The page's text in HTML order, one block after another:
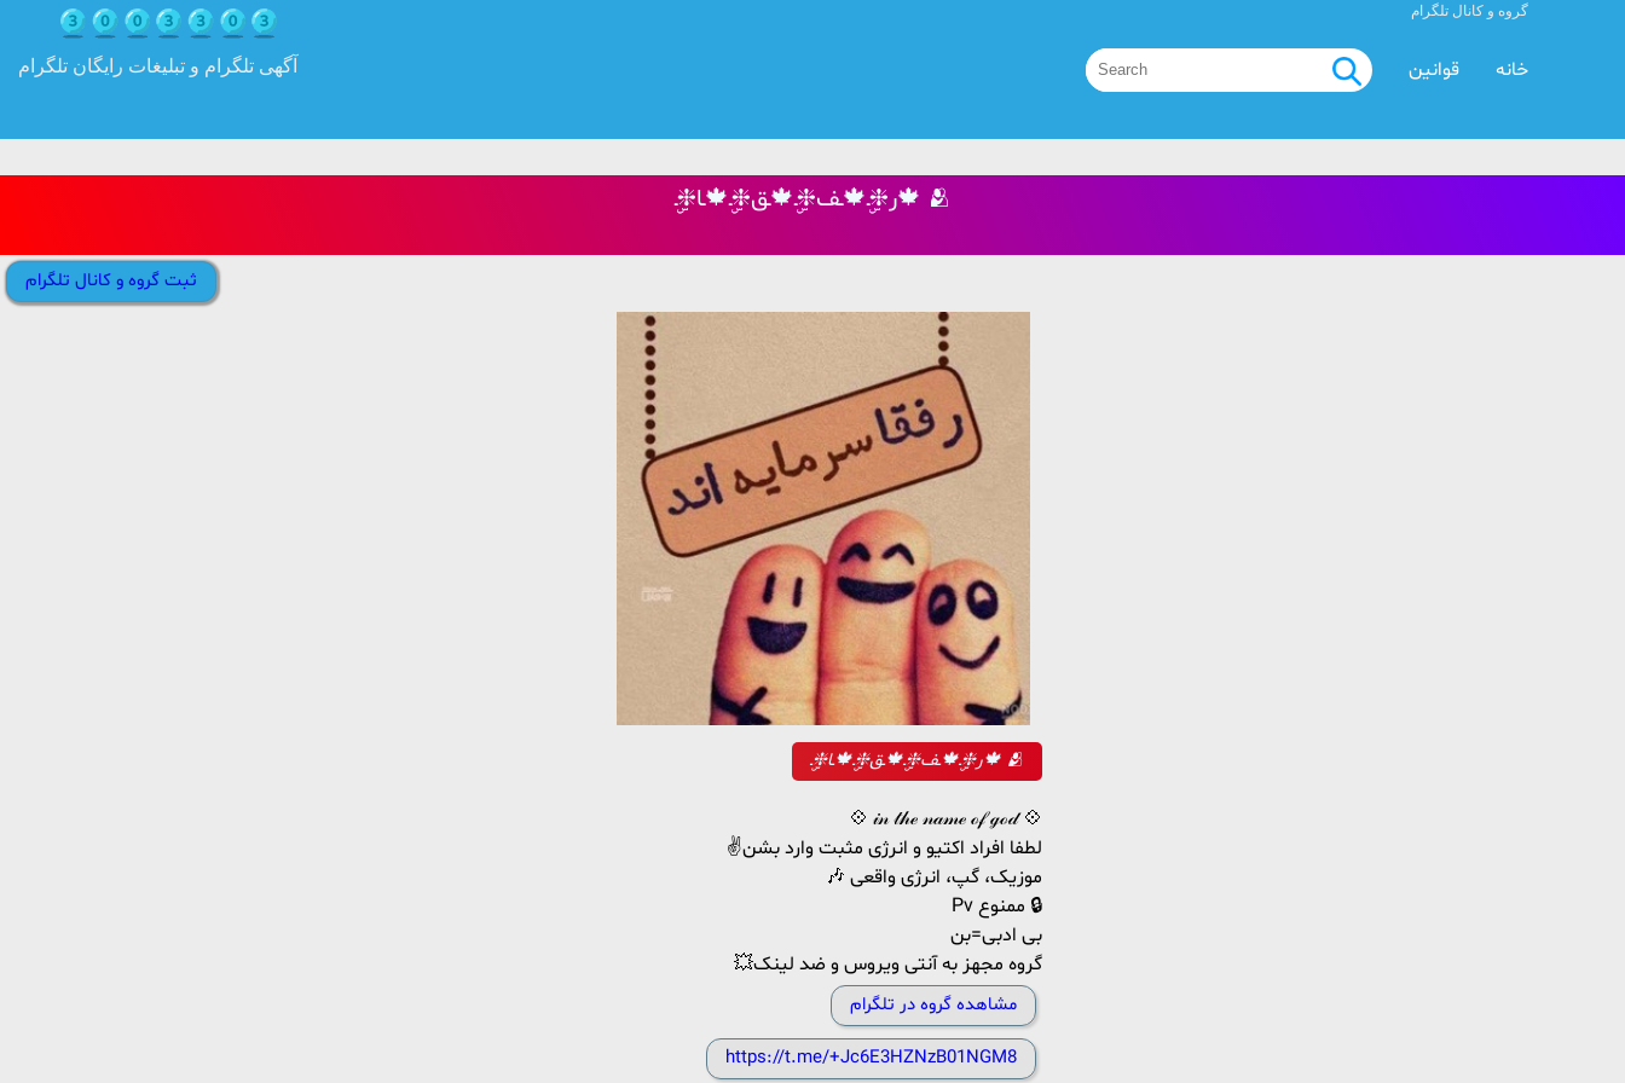
آگهی تلگرام و تبلیغات رایگان تلگرام
گروه و کانال تلگرام
قوانین خانه
ر❈ۣۣـ🍁ـف❈ۣۣـ🍁ـق❈ۣۣـ🍁ـا❈ۣۣـ🍁 🫂
ثبت گروه و کانال تلگرام
ر❈ۣۣـ🍁ـف❈ۣۣـ🍁ـق❈ۣۣـ🍁ـا❈ۣۣـ🍁 🫂
💠 𝒾𝓃 𝓉𝒽ℯ 𝓃𝒶𝓂ℯ ℴ𝒻 ℊℴ𝒹 💠
✌️لطفا افراد اکتیو و انرژی مثبت وارد بشن
🎶 موزیک، گپ، انرژی واقعی
Pv ممنوع 🔒
بی ادبی=بن
💥گروه مجهز به آنتی ویروس و ضد لینک
مشاهده گروه در تلگرام
https://t.me/+Jc6E3HZNzB01NGM8